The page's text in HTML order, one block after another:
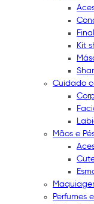
Kit
Cuidado
Mãos e
Perfumes